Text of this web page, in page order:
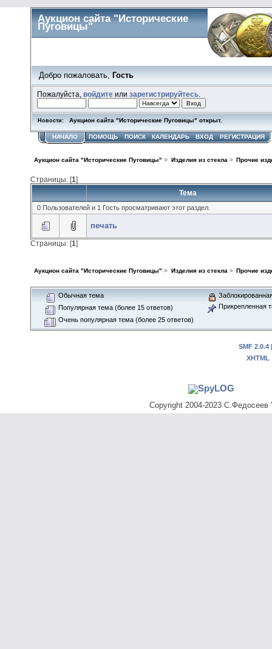
Аукцион сайта "Исторические
Пуговицы"
Добро пожаловать, Гость
Пожалуйста,войдите илизарегистрируйтесь
Новости: Аукцион сайта "Исторические Пуговицы" открыт.
НАЧАЛО ПОМОЩЬ ПОИСК КАЛЕНДАРЬ ВХОД РЕГИСТРАЦИЯ
Аукцион сайта "Исторические Пуговицы" > Изделия из стекла > Прочие
Страницы: [1]
Тема
0 Пользователей и 1 Гость просматривают этот раздел.
печать
Страницы: [1]
Аукцион сайта "Исторические Пуговицы" > Изделия из стекла> Прочие
Обычная тема
Популярная тема (более 15 ответов)
Очень популярная тема (более 25 ответов)
Прикрепленная
SMF 2.0.4
XHTML
Copyright 2004-2023 С.Федосеев